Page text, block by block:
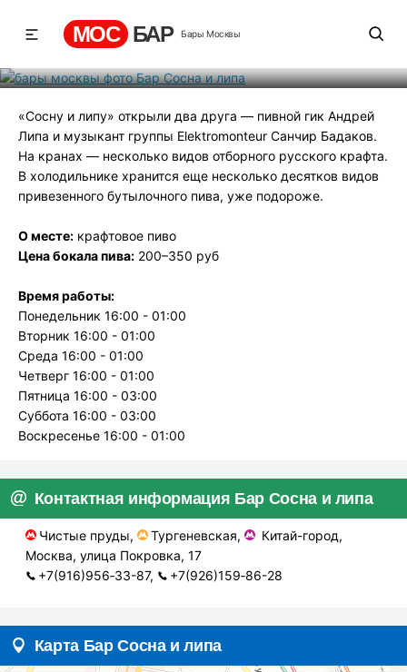
МОС БАР Бары Москвы
Бар Сосна и липа
«Сосну и липу» открыли два друга — пивной гик Андрей
Липа и музыкант группы Elektromonteur Санчир Бадаков.
На кранах — несколько видов отборного русского крафта.
В холодильнике хранится еще несколько десятков видов
привезенного бутылочного пива, уже подороже.
О месте: крафтовое пиво
Цена бокала пива: 200–350 руб
Время работы:
Понедельник 16:00 - 01:00
Вторник 16:00 - 01:00
Среда 16:00 - 01:00
Четверг 16:00 - 01:00
Пятница 16:00 - 03:00
Суббота 16:00 - 03:00
Воскресенье 16:00 - 01:00
Контактная информация Бар Сосна и липа
Чистые пруды, Тургеневская,
Китай-город,
Москва, улица Покровка, 17
+7(916)956‑33-87,
+7(926)159‑86-28
Карта Бар Сосна и липа